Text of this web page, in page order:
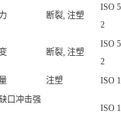
断裂, 注塑
ISO
2
断裂, 注塑
ISO
2
注塑 ISO
口冲击强
ISO